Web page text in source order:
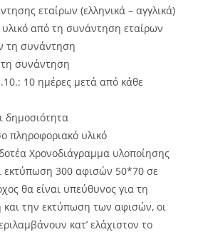
εταίρων (ελληνικά – αγγλικά)
από τη συνάντηση εταίρων
τη συνάντηση
συνάντηση
10 ημέρες μετά από κάθε
δημοσιότητα
πληροφοριακό υλικό
Χρονοδιάγραμμα υλοποίησης
εκτύπωση 300 αφισών 50*70 σε
θα είναι υπεύθυνος για τη
και την εκτύπωση των αφισών, οι
κατ’ ελάχιστον το